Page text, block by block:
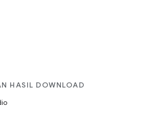
HASIL DOWNLOAD